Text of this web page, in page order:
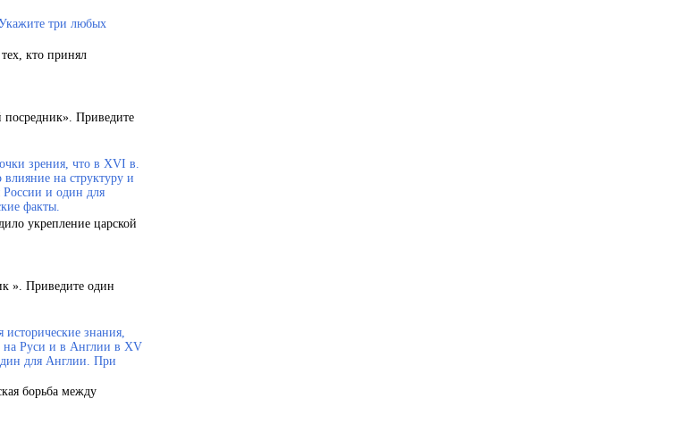
три любых
кто принял
посредник». Приведите
зрения, что в XVI в.
на структуру и
России и один для
факты.
укрепление царской
». Приведите один
знания,
на Руси и в Англии в XV
для Англии. При
борьба между